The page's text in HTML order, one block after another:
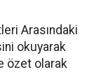
Arasındaki
okuyarak
özet olarak